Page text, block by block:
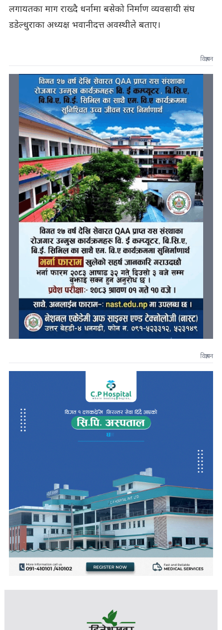
लगायतका माग राख्दै धर्नामा बसेको निर्माण व्यवसायी संघ
डडेल्धुराका अध्यक्ष भवानीदत्त अवस्थीले बताए।
विज्ञापन
विज्ञापन